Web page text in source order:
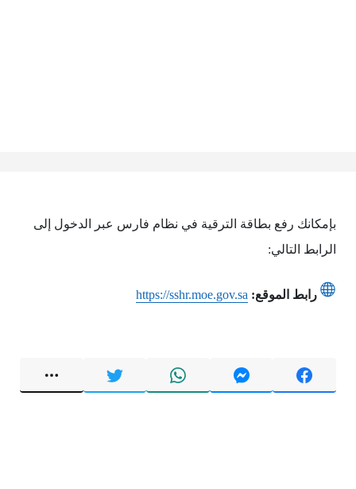
بإمكانك رفع بطاقة الترقية في نظام فارس عبر الدخول إلى
الرابط التالي:
رابط الموقع: https://sshr.moe.gov.sa